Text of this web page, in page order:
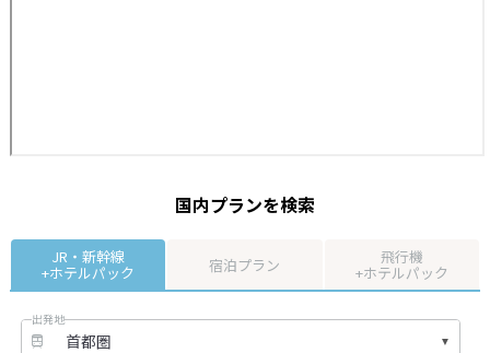
国内プランを検索
JR・新幹線
+ホテルパック 宿泊プラン 飛行機
+ホテルパック
出発地